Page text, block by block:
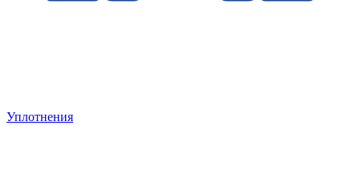
Уплотнения